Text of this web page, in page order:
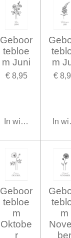
Geboor
tebloe
m Juni
€ 8,95
In winkelwagen
m
€
In
Geboor
tebloe
m
Oktobe
r
m
ber